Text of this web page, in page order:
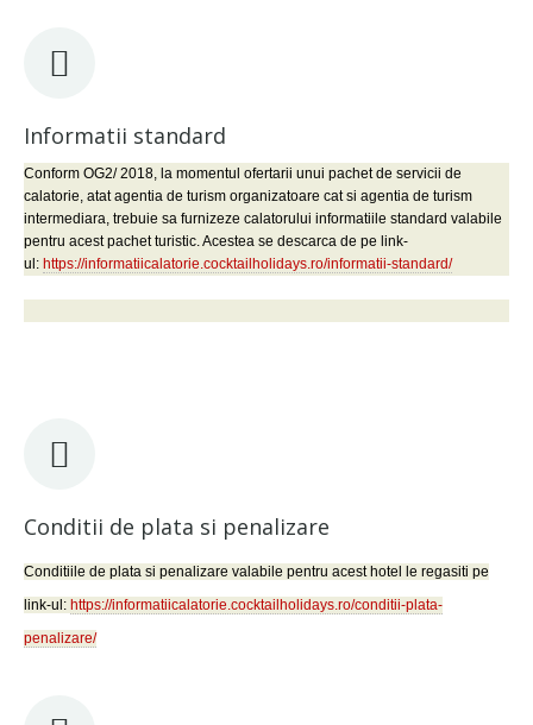
Informatii standard
Conform OG2/ 2018, la momentul ofertarii unui pachet de servicii de
calatorie, atat agentia de turism organizatoare cat si agentia de turism
intermediara, trebuie sa furnizeze calatorului informatiile standard valabile
pentru acest pachet turistic. Acestea se descarca de pe link-
ul: https://informatiicalatorie.cocktailholidays.ro/informatii-standard/
Conditii de plata si penalizare
Conditiile de plata si penalizare valabile pentru acest hotel le regasiti pe
link-ul: https://informatiicalatorie.cocktailholidays.ro/conditii-plata-
penalizare/